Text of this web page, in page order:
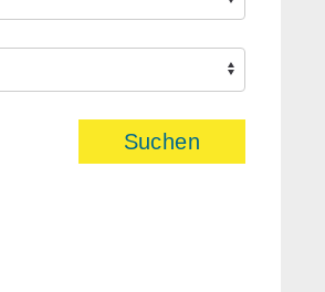
Suchen